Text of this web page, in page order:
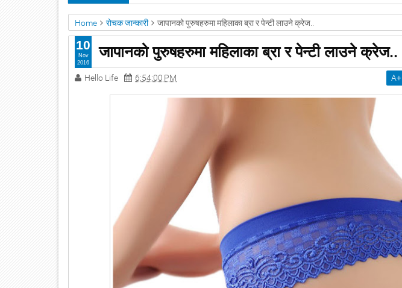
Home रोचक जान्कारी जापानको पुरुषहरुमा महिलाका ब्रा र पेन्टी लाउने क्रेज..
जापानको पुरुषहरुमा महिलाका ब्रा र पेन्टी लाउने क्रेज..
Hello Life 6:54:00 PM A+
10
Nov
2016